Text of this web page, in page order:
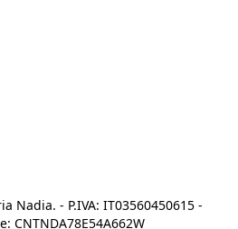
Nadia. - P.IVA: IT03560450615 -
CNTNDA78E54A662W